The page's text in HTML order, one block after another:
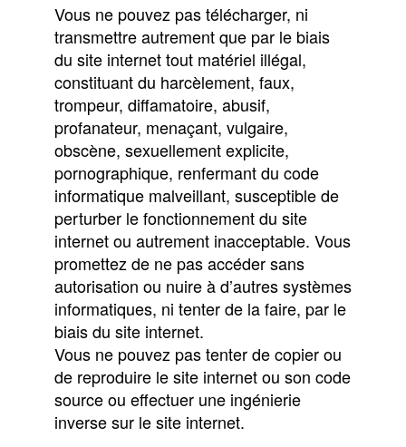
Vous ne pouvez pas télécharger, ni
transmettre autrement que par le biais
du site internet tout matériel illégal,
constituant du harcèlement, faux,
trompeur, diffamatoire, abusif,
profanateur, menaçant, vulgaire,
obscène, sexuellement explicite,
pornographique, renfermant du code
informatique malveillant, susceptible de
perturber le fonctionnement du site
internet ou autrement inacceptable. Vous
promettez de ne pas accéder sans
autorisation ou nuire à d’autres systèmes
informatiques, ni tenter de la faire, par le
biais du site internet.
Vous ne pouvez pas tenter de copier ou
de reproduire le site internet ou son code
source ou effectuer une ingénierie
inverse sur le site internet.